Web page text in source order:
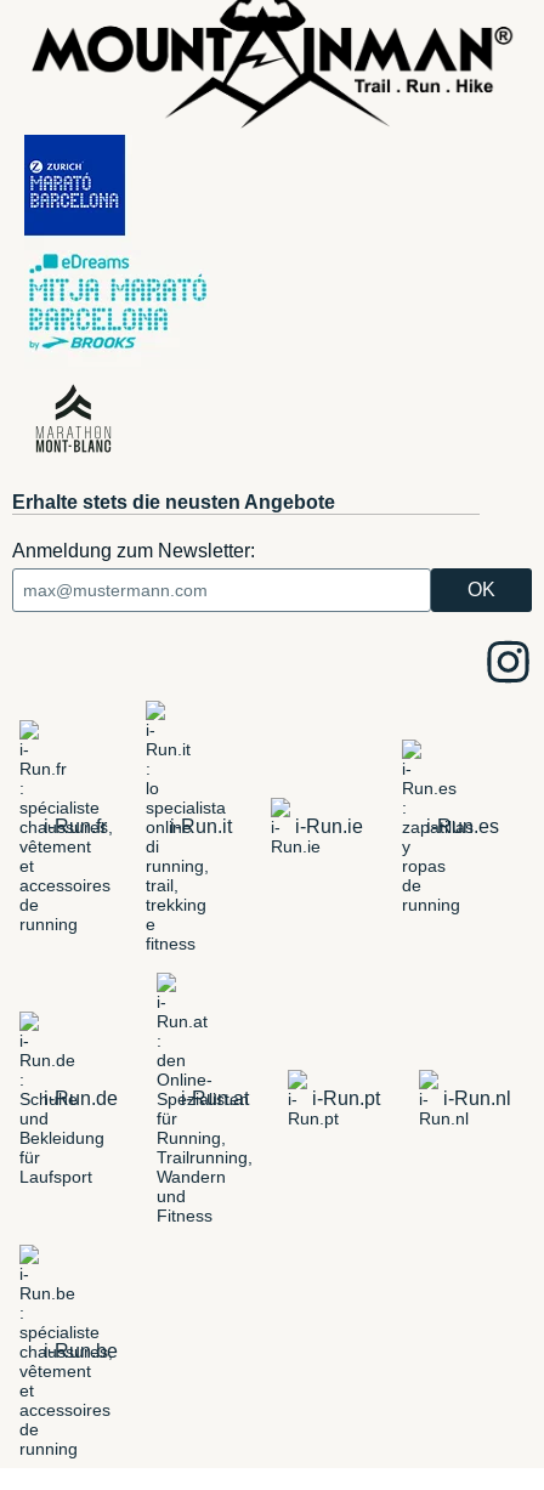
Erhalte stets die neusten Angebote
Anmeldung zum Newsletter:
i-Run.fr i-Run.it i-Run.ie i-Run.es
i-Run.de i-Run.at i-Run.pt i-Run.nl
i-Run.be